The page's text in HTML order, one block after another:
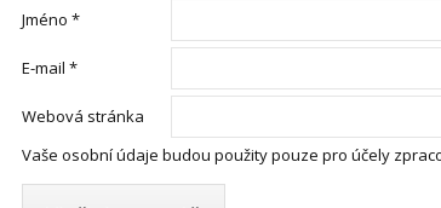
Jméno *
E-mail *
Webová stránka
Vaše osobní údaje budou použity pouze pro účely